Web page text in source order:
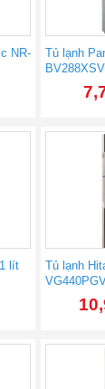
NR-
Tủ lạnh
lít
Tủ lạnh